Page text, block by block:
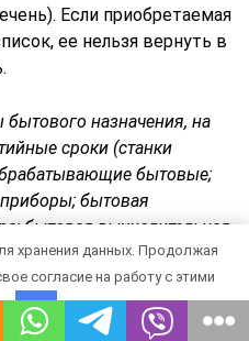
Если приобретаемая
ее нельзя вернуть в
назначения, на
сроки (станки
бытовые;
бытовая
бытовая вычислительная
и киноаппаратура;
аппаратура;
игрушки
оборудование и
хранения данных. Продолжая
согласие на работу с этими
OK